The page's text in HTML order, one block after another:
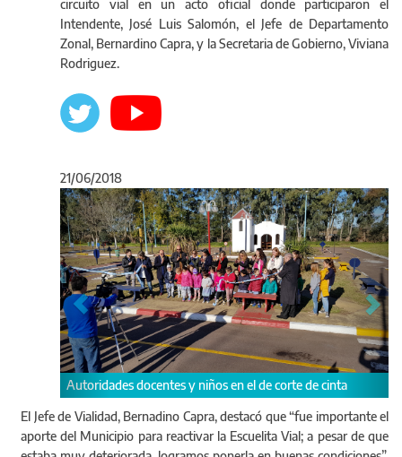
circuito vial en un acto oficial donde participaron el
Intendente, José Luis Salomón, el Jefe de Departamento
Zonal, Bernardino Capra, y la Secretaria de Gobierno, Viviana
Rodriguez.
21/06/2018
y niños en el de corte de cinta
Anterior
El Jefe de Vialidad, Bernadino Capra, destacó que “fue importante el
aporte del Municipio para reactivar la Escuelita Vial; a pesar de que